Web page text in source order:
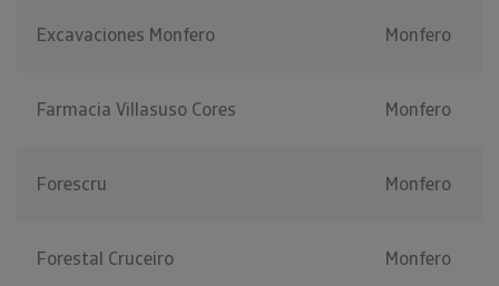
Excavaciones Monfero Monfero
Farmacia Villasuso Cores Monfero
Forescru Monfero
Forestal Cruceiro Monfero